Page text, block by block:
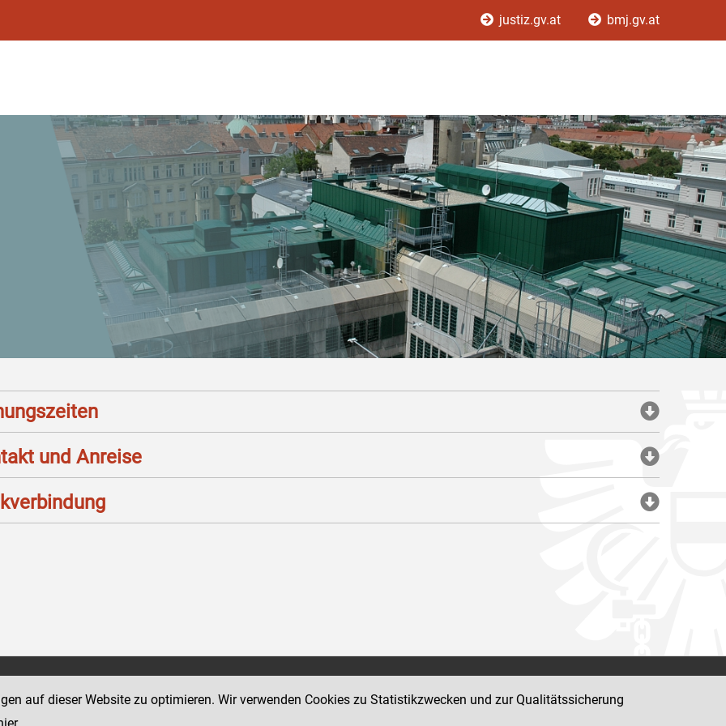
justiz.gv.at bmj.gv.at
und Anreise
18-20
der Justiz und des BMJ
Impressum
auf dieser Website zu optimieren. Wir verwenden Cookies zu Statistikzwecken und zur Qualitätssicherung